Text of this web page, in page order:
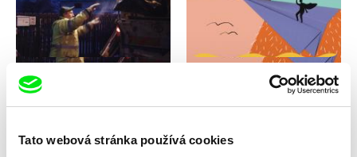
Tato webová stránka používá cookies
Kryštof Zvolánek